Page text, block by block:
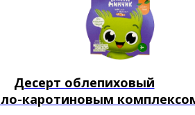
Десерт облепиховый
каротиновым